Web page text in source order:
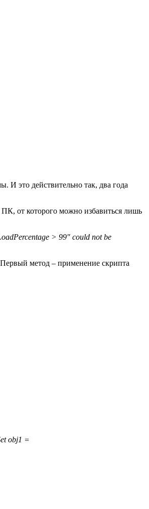
И это действительно так, два года
от которого можно избавиться лишь
> 99″ could not be
метод – применение скрипта
obj1 =